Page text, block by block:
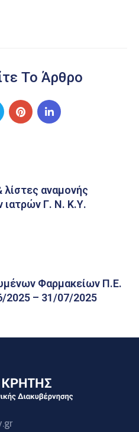
Το Άρθρο
λίστες αναμονής
ιατρών Γ. Ν. Κ.Υ.
Φαρμακείων Π.Ε.
2025 – 31/07/2025